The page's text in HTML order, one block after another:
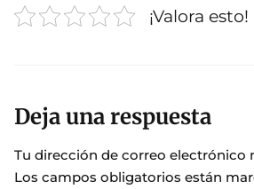
¡Valora esto!
Deja una respuesta
Tu dirección de correo electrónico
Los campos obligatorios están